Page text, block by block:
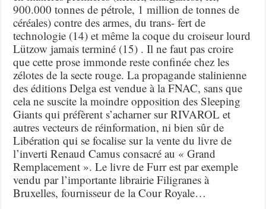
900.000 tonnes de pétrole, 1 million de tonnes de
céréales) contre des armes, du trans- fert de
technologie (14) et même la coque du croiseur lourd
Lützow jamais terminé (15) . Il ne faut pas croire
que cette prose immonde reste confinée chez les
zélotes de la secte rouge. La propagande stalinienne
des éditions Delga est vendue à la FNAC, sans que
cela ne suscite la moindre opposition des Sleeping
Giants qui préfèrent s’acharner sur RIVAROL et
autres vecteurs de réinformation, ni bien sûr de
Libération qui se focalise sur la vente du livre de
l’inverti Renaud Camus consacré au « Grand
Remplacement ». Le livre de Furr est par exemple
vendu par l’importante librairie Filigranes à
Bruxelles, fournisseur de la Cour Royale…